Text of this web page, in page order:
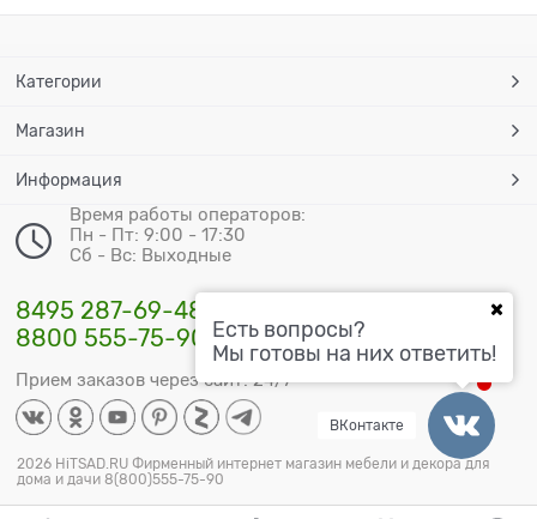
Категории
Магазин
Информация
Время работы операторов:
Пн - Пт: 9:00 - 17:30
Сб - Вс: Выходные
8495 287-69-48
8800 555-75-90
Прием заказов через сайт: 24/7
2026 HiTSAD.RU Фирменный интернет магазин мебели и декора для
дома и дачи 8(800)555-75-90
Есть вопросы?
Мы готовы на них ответить!
ВКонтакте